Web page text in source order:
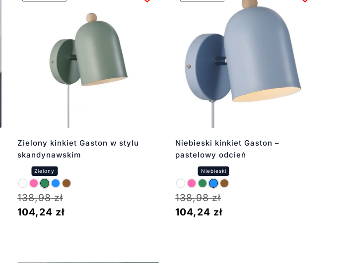
Zielony kinkiet Gaston w stylu
skandynawskim
138,98zł
104,24 zł
Niebieski kinkiet Gaston –
pastelowy odcień
138,98zł
104,24 zł